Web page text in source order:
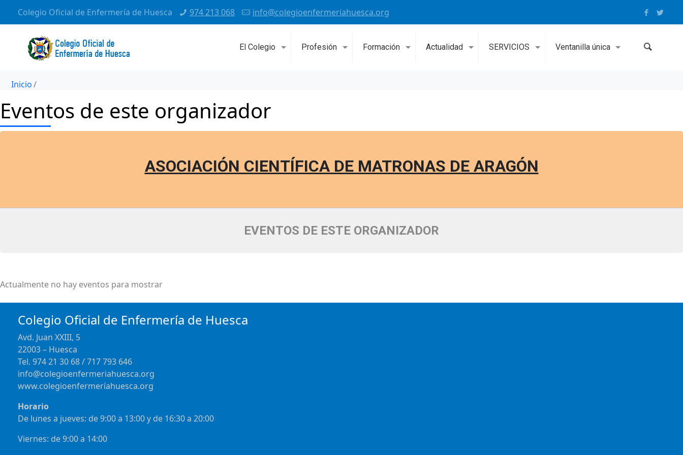
Colegio Oficial de Enfermería de Huesca 974 213 068 info@colegioenfermeriahuesca.org
El Colegio Profesión Formación Actualidad SERVICIOS Ventanilla única
Inicio
Eventos de este organizador
ASOCIACIÓN CIENTÍFICA DE MATRONAS DE ARAGÓN
EVENTOS DE ESTE ORGANIZADOR
Actualmente no hay eventos para mostrar
Colegio Oficial de Enfermería de Huesca
Avd. Juan XXIII, 5
22003 – Huesca
Tel. 974 21 30 68 / 717 793 646
info@colegioenfermeriahuesca.org
www.colegioenfermeríahuesca.org
Horario
De lunes a jueves: de 9:00 a 13:00 y de 16:30 a 20:00
Viernes: de 9:00 a 14:00